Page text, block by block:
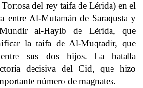
del rey taifa de Lérida) en el
entre Al-Mutamán de Saraqusta y
al-Hayib de Lérida, que
la taifa de Al-Muqtadir, que
sus dos hijos. La batalla
decisiva del Cid, que hizo
número de magnates.